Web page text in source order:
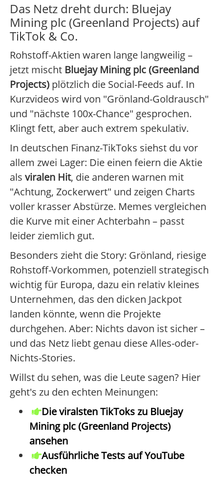
Das Netz dreht durch: Bluejay
Mining plc (Greenland Projects) auf
TikTok & Co.
Rohstoff-Aktien waren lange langweilig –
jetzt mischt Bluejay Mining plc (Greenland
Projects) plötzlich die Social-Feeds auf. In
Kurzvideos wird von "Grönland-Goldrausch"
und "nächste 100x-Chance" gesprochen.
Klingt fett, aber auch extrem spekulativ.
In deutschen Finanz-TikToks siehst du vor
allem zwei Lager: Die einen feiern die Aktie
als viralen Hit, die anderen warnen mit
"Achtung, Zockerwert" und zeigen Charts
voller krasser Abstürze. Memes vergleichen
die Kurve mit einer Achterbahn – passt
leider ziemlich gut.
Besonders zieht die Story: Grönland, riesige
Rohstoff-Vorkommen, potenziell strategisch
wichtig für Europa, dazu ein relativ kleines
Unternehmen, das den dicken Jackpot
landen könnte, wenn die Projekte
durchgehen. Aber: Nichts davon ist sicher –
und das Netz liebt genau diese Alles-oder-
Nichts-Stories.
Willst du sehen, was die Leute sagen? Hier
geht's zu den echten Meinungen:
Die viralsten TikToks zu Bluejay
Mining plc (Greenland Projects)
ansehen
Ausführliche Tests auf YouTube
checken